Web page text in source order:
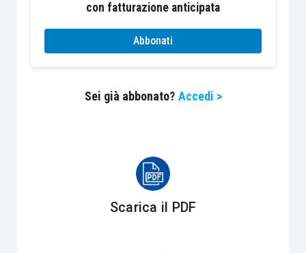
con fatturazione anticipata
Abbonati
Sei già abbonato? Accedi >
Scarica il PDF